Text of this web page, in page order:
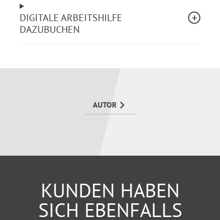
Satzung)
Wichtige Gesetzestexte und TdL-Hinweise sind
Arbeit äußerst hilfreich
DIGITALE ARBEITSHILFE
DAZUBUCHEN
AUTOR
KUNDEN HABEN
SICH EBENFALLS